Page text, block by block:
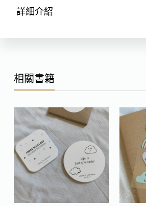
詳細介紹
相關書籍